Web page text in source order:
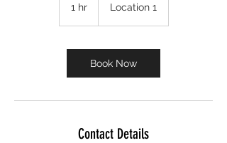
1 hr1
Location 1
Book Now
Contact Details